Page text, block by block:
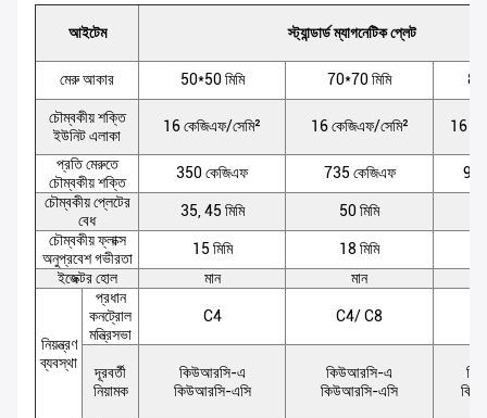
আইটেম স্ট্যান্ডার্ড ম্যাগনেটিক প্লেট
মেরু আকার 50*50 মিমি 70*70 মিমি
চৌম্বকীয় শক্তি
ইউনিট এলাকা
16 কেজিএফ/সেমি² 16 কেজিএফ/সেমি² 16
প্রতি মেরুতে
চৌম্বকীয় শক্তি
350 কেজিএফ 735 কেজিএফ
চৌম্বকীয় প্লেটের
বেধ
35, 45 মিমি 50 মিমি
চৌম্বকীয় ফ্লাক্স
অনুপ্রবেশ গভীরতা
15 মিমি 18 মিমি
ইজেক্টর হোল
মান মান
নিয়ন্ত্রণ
ব্যবস্থা
প্রধান
কনট্রোল
মন্ত্রিসভা
C4 C4/ C8
দূরবর্তী
নিয়ামক
কিউআরসি-এ
কিউআরসি-এসি
কিউআরসি-এ
কিউআরসি-এসি